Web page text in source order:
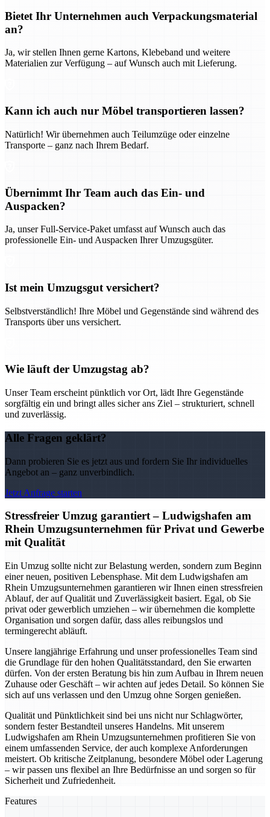
Bietet Ihr Unternehmen auch Verpackungsmaterial
an?
Ja, wir stellen Ihnen gerne Kartons, Klebeband und weitere
Materialien zur Verfügung – auf Wunsch auch mit Lieferung.
Kann ich auch nur Möbel transportieren lassen?
Natürlich! Wir übernehmen auch Teilumzüge oder einzelne
Transporte – ganz nach Ihrem Bedarf.
Übernimmt Ihr Team auch das Ein- und
Auspacken?
Ja, unser Full-Service-Paket umfasst auf Wunsch auch das
professionelle Ein- und Auspacken Ihrer Umzugsgüter.
Ist mein Umzugsgut versichert?
Selbstverständlich! Ihre Möbel und Gegenstände sind während des
Transports über uns versichert.
Wie läuft der Umzugstag ab?
Unser Team erscheint pünktlich vor Ort, lädt Ihre Gegenstände
sorgfältig ein und bringt alles sicher ans Ziel – strukturiert, schnell
und zuverlässig.
Alle Fragen geklärt?
Dann probieren Sie es jetzt aus und fordern Sie Ihr individuelles
Angebot an – ganz unverbindlich.
Jetzt Anfrage starten
Stressfreier Umzug garantiert – Ludwigshafen am
Rhein Umzugsunternehmen für Privat und Gewerbe
mit Qualität
Ein Umzug sollte nicht zur Belastung werden, sondern zum Beginn
einer neuen, positiven Lebensphase. Mit dem Ludwigshafen am
Rhein Umzugsunternehmen garantieren wir Ihnen einen stressfreien
Ablauf, der auf Qualität und Zuverlässigkeit basiert. Egal, ob Sie
privat oder gewerblich umziehen – wir übernehmen die komplette
Organisation und sorgen dafür, dass alles reibungslos und
termingerecht abläuft.
Unsere langjährige Erfahrung und unser professionelles Team sind
die Grundlage für den hohen Qualitätsstandard, den Sie erwarten
dürfen. Von der ersten Beratung bis hin zum Aufbau in Ihrem neuen
Zuhause oder Geschäft – wir achten auf jedes Detail. So können Sie
sich auf uns verlassen und den Umzug ohne Sorgen genießen.
Qualität und Pünktlichkeit sind bei uns nicht nur Schlagwörter,
sondern fester Bestandteil unseres Handelns. Mit unserem
Ludwigshafen am Rhein Umzugsunternehmen profitieren Sie von
einem umfassenden Service, der auch komplexe Anforderungen
meistert. Ob kritische Zeitplanung, besondere Möbel oder Lagerung
– wir passen uns flexibel an Ihre Bedürfnisse an und sorgen so für
Sicherheit und Zufriedenheit.
Features